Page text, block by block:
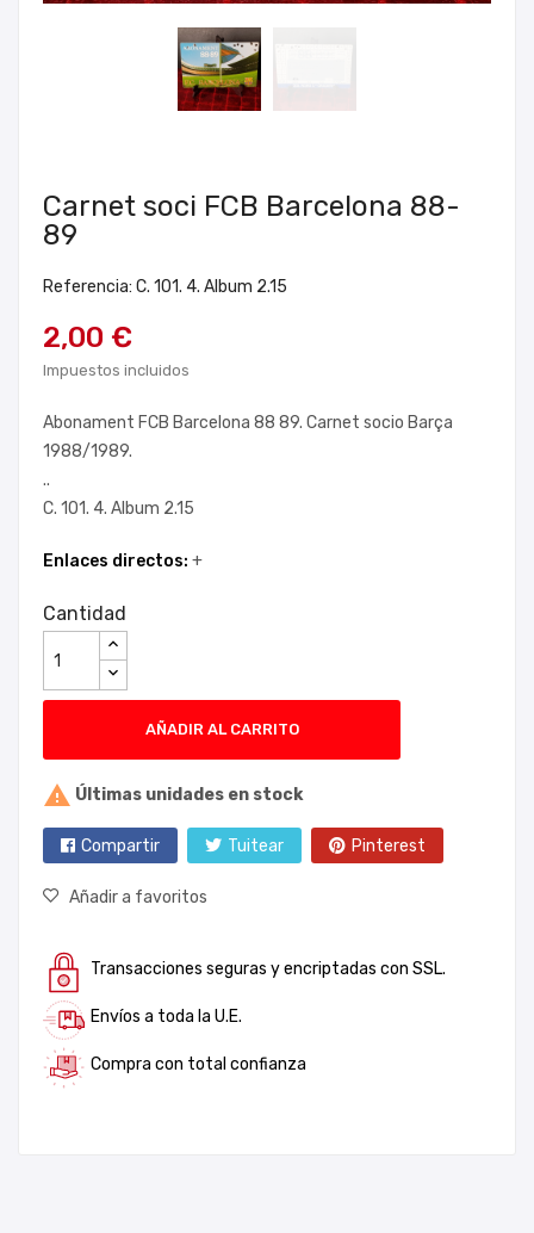
Carnet soci FCB Barcelona 88-
89
Referencia: C. 101. 4. Album 2.15
2,00 €
Impuestos incluidos
Abonament FCB Barcelona 88 89. Carnet socio Barça
1988/1989.
..
C. 101. 4. Album 2.15
Enlaces directos: +
Cantidad
AÑADIR AL CARRITO
 Últimas unidades en stock
Compartir Tuitear Pinterest
Añadir a favoritos
Transacciones seguras y encriptadas con SSL.
Envíos a toda la U.E.
Compra con total confianza